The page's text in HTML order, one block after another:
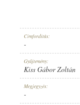
LEMEZSZÁM:
Címfordítás:
-
Gyűjtemény:
Kiss Gábor Zoltán
Megjegyzés:
-